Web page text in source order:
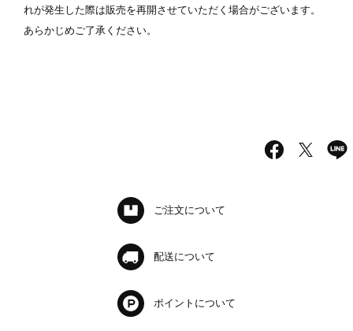
れが発生した際は販売を再開させていただく場合がございます。
あらかじめご了承ください。
ご注文について
配送について
ポイントについて